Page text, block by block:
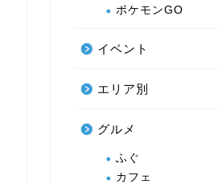
ポケモンGO
イベント
エリア別
グルメ
ふぐ
カフェ